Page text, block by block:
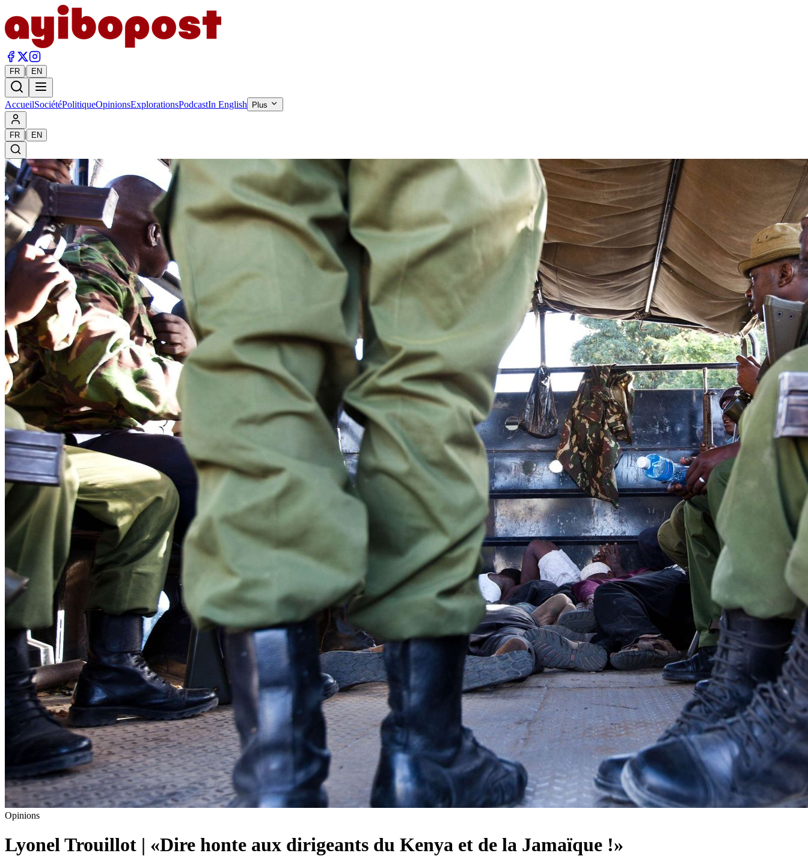
FR | EN
AccueilSociétéPolitiqueOpinionsExplorationsPodcastIn English Plus
FR | EN
Opinions
Lyonel Trouillot | «Dire honte aux dirigeants du Kenya et de la Jamaïque !»